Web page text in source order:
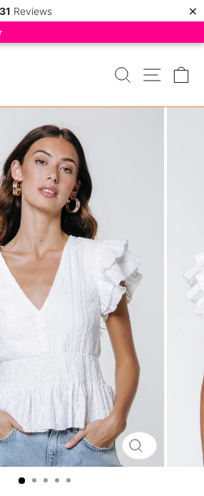
Reviews ×
ZOEKEN
MENU
SLUIT
(ESC)